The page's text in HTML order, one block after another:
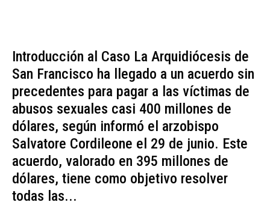
Introducción al Caso La Arquidiócesis de
San Francisco ha llegado a un acuerdo sin
precedentes para pagar a las víctimas de
abusos sexuales casi 400 millones de
dólares, según informó el arzobispo
Salvatore Cordileone el 29 de junio. Este
acuerdo, valorado en 395 millones de
dólares, tiene como objetivo resolver
todas las...